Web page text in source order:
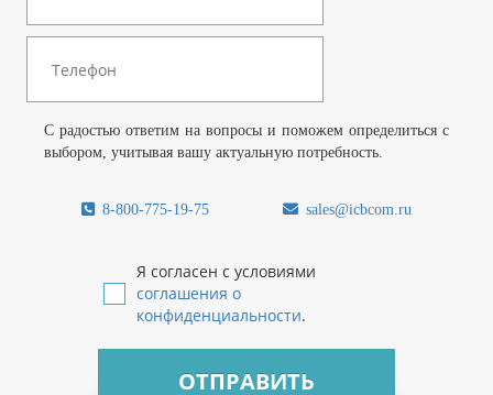
С радостью ответим на вопросы и поможем определиться с
выбором, учитывая вашу актуальную потребность.
8-800-775-19-75 sales@icbcom.ru
Я согласен с условиями
соглашения о
конфиденциальности.
ОТПРАВИТЬ